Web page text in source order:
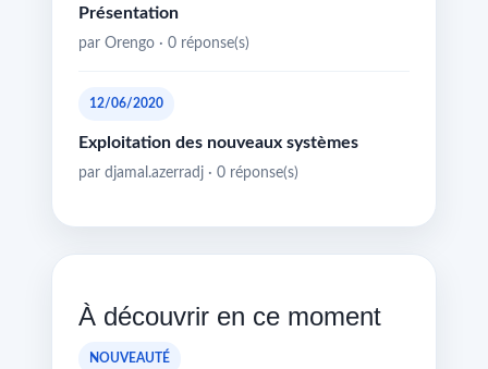
Présentation
par Orengo · 0 réponse(s)
12/06/2020
Exploitation des nouveaux systèmes
par djamal.azerradj · 0 réponse(s)
À découvrir en ce moment
NOUVEAUTÉ